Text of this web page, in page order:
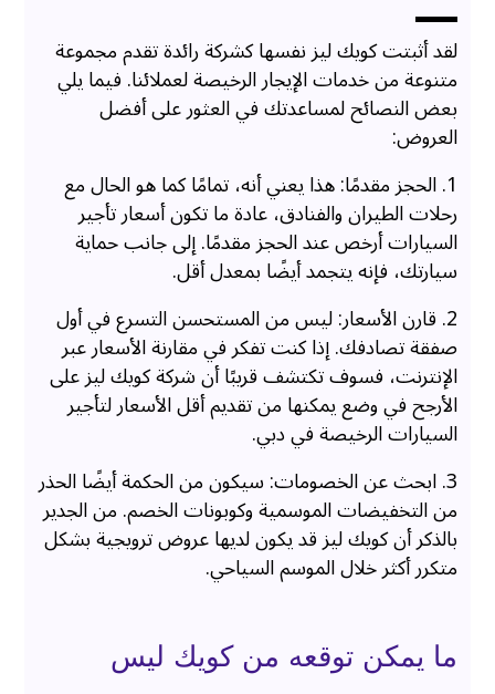
لقد أثبتت كويك ليز نفسها كشركة رائدة تقدم مجموعة
متنوعة من خدمات الإيجار الرخيصة لعملائنا. فيما يلي
بعض النصائح لمساعدتك في العثور على أفضل
العروض:
1. الحجز مقدمًا: هذا يعني أنه، تمامًا كما هو الحال مع
رحلات الطيران والفنادق، عادة ما تكون أسعار تأجير
السيارات أرخص عند الحجز مقدمًا. إلى جانب حماية
سيارتك، فإنه يتجمد أيضًا بمعدل أقل.
2. قارن الأسعار: ليس من المستحسن التسرع في أول
صفقة تصادفك. إذا كنت تفكر في مقارنة الأسعار عبر
الإنترنت، فسوف تكتشف قريبًا أن شركة كويك ليز على
الأرجح في وضع يمكنها من تقديم أقل الأسعار لتأجير
السيارات الرخيصة في دبي.
3. ابحث عن الخصومات: سيكون من الحكمة أيضًا الحذر
من التخفيضات الموسمية وكوبونات الخصم. من الجدير
بالذكر أن كويك ليز قد يكون لديها عروض ترويجية بشكل
متكرر أكثر خلال الموسم السياحي.
ما يمكن توقعه من كويك ليس